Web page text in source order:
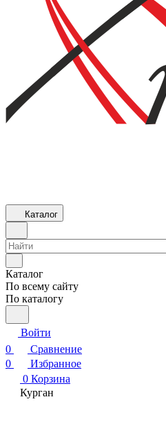
Каталог
Каталог
По всему сайту
По каталогу
Войти
0
Сравнение
0
Избранное
0 Корзина
Курган